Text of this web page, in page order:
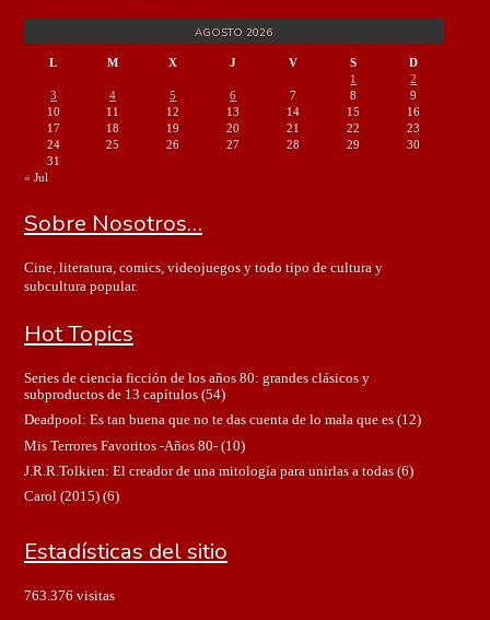
AGOSTO 2026
L M X J V S
D
1
2
3
4 5 6 7 8
9
10
11 12 13 14 15
16
17
18 19 20 21 22
23
24
25 26 27 28 29
30
31
« Jul
Sobre Nosotros…
Cine, literatura, comics, videojuegos y todo tipo de cultura y
subcultura popular.
Hot Topics
Series de ciencia ficción de los años 80: grandes clásicos y
subproductos de 13 capítulos(54)
Deadpool: Es tan buena que no te das cuenta de lo mala que es(12)
Mis Terrores Favoritos -Años 80-(10)
J.R.R.Tolkien: El creador de una mitología para unirlas a todas(6)
Carol (2015)(6)
Estadísticas del sitio
763.376 visitas